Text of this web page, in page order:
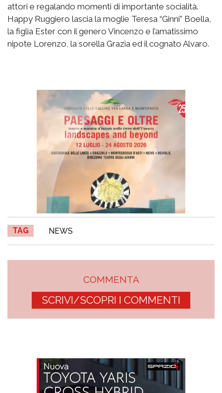
attori e regalando momenti di importante socialità.
Happy Ruggiero lascia la moglie Teresa “Ginni” Boella,
la figlia Ester con il genero Vincenzo e l’amatissimo
nipote Lorenzo, la sorella Grazia ed il cognato Alvaro.
TAG NEWS
COMMENTA
SCRIVI/SCOPRI I COMMENTI